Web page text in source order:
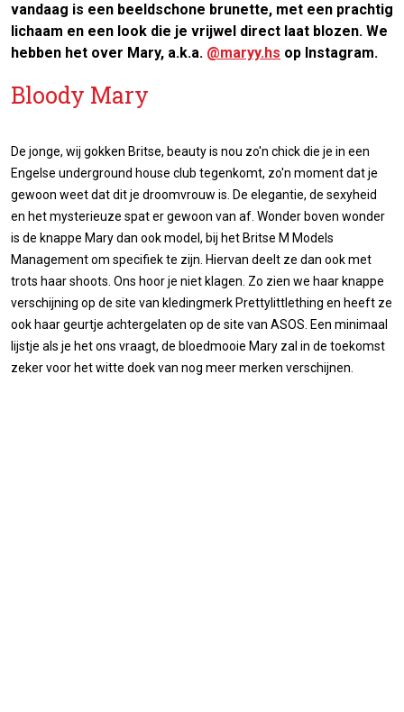
vandaag is een beeldschone brunette, met een prachtig
lichaam en een look die je vrijwel direct laat blozen. We
hebben het over Mary, a.k.a. @maryy.hs op Instagram.
Bloody Mary
De jonge, wij gokken Britse, beauty is nou zo'n chick die je in een
Engelse underground house club tegenkomt, zo'n moment dat je
gewoon weet dat dit je droomvrouw is. De elegantie, de sexyheid
en het mysterieuze spat er gewoon van af. Wonder boven wonder
is de knappe Mary dan ook model, bij het Britse M Models
Management om specifiek te zijn. Hiervan deelt ze dan ook met
trots haar shoots. Ons hoor je niet klagen. Zo zien we haar knappe
verschijning op de site van kledingmerk Prettylittlething en heeft ze
ook haar geurtje achtergelaten op de site van ASOS. Een minimaal
lijstje als je het ons vraagt, de bloedmooie Mary zal in de toekomst
zeker voor het witte doek van nog meer merken verschijnen.